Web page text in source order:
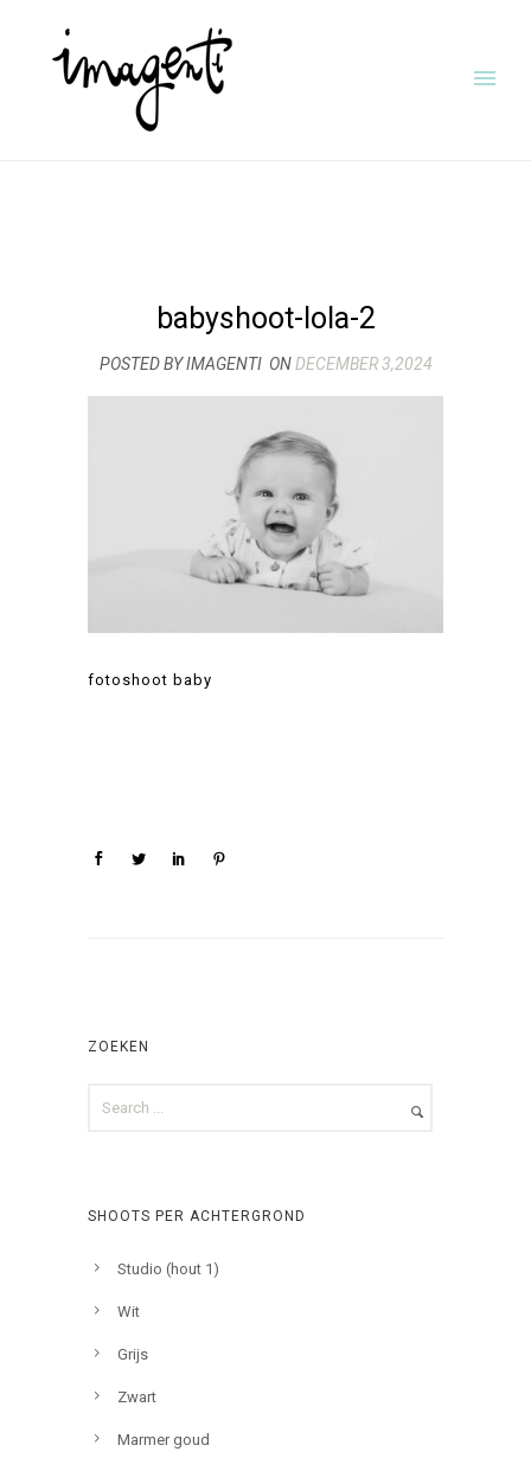
babyshoot-lola-2
POSTED BY IMAGENTI ONDECEMBER 3,2024
fotoshoot baby
ZOEKEN
SHOOTS PER ACHTERGROND
Studio (hout 1)
Wit
Grijs
Zwart
Marmer goud